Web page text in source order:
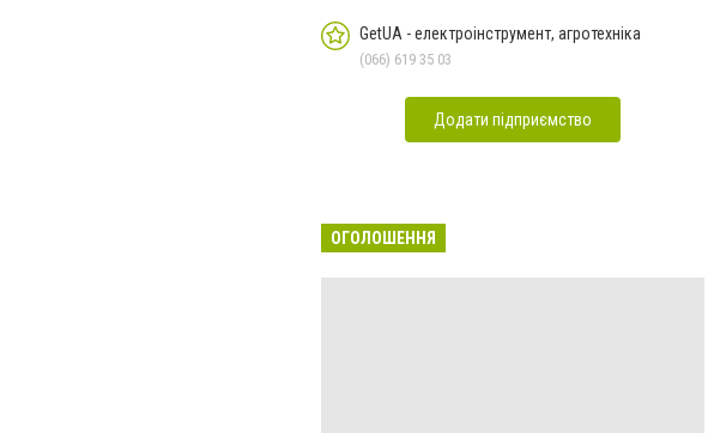
GetUA - електроінструмент, агротехніка
(066) 619 35 03
Додати підприємство
ОГОЛОШЕННЯ